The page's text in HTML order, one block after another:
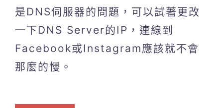
是DNS伺服器的問題，可以試著更改
一下DNS Server的IP，連線到
Facebook或Instagram應該就不會
那麼的慢。